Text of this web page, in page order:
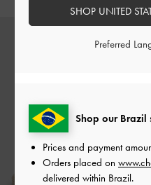
Shop our Brazil
Prices and payment
Orders placed on
delivered within Brazil.
SHOP UNITED
Preferred